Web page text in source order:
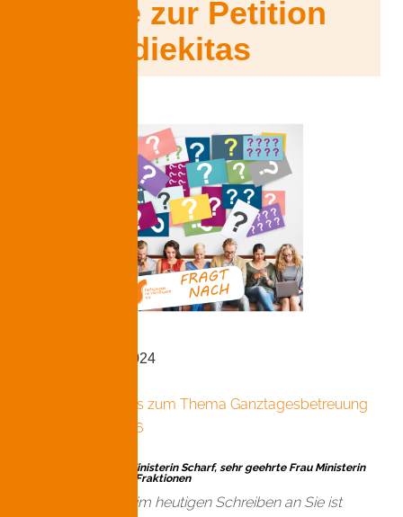
Update zur Petition
#rettetdiekitas
Update 2. Juli 2024
Anfragen von e+s zum Thema Ganztagesbetreuung
Schulkinder 2026
Sehr geehrte Frau Ministerin Scharf, sehr geehrte Frau Ministerin
Stolz , sehr geehrte Fraktionen
Unser Anliegen im heutigen Schreiben an Sie ist